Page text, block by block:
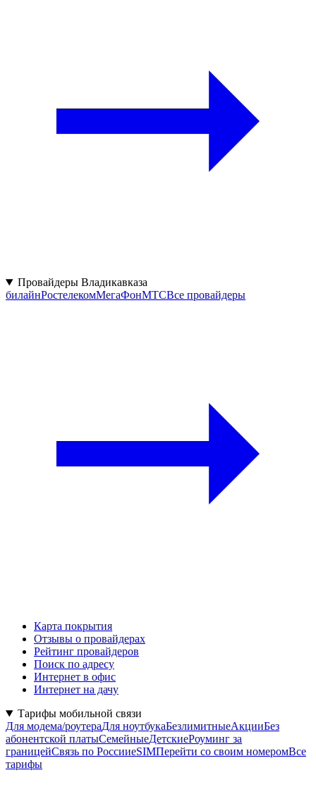
Провайдеры Владикавказа
билайнРостелекомМегаФонМТСВсе провайдеры
Карта покрытия
Отзывы о провайдерах
Рейтинг провайдеров
Поиск по адресу
Интернет в офис
Интернет на дачу
Тарифы мобильной связи
Для модема/роутераДля ноутбукаБезлимитныеАкцииБез
абонентской платыСемейныеДетскиеРоуминг за
границейСвязь по РоссииeSIMПерейти со своим номеромВсе
тарифы